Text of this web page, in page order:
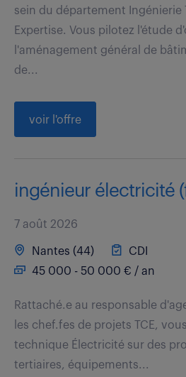
sein du département Ingénierie
Expertise. Vous pilotez l'étude
l'aménagement général de
de...
voir l'offre
ingénieur électricité
7 août 2026
Nantes (44)
CDI
45 000 - 50 000 € / an
Rattaché.e au responsable
les chef.fes de projets TCE,
technique Électricité sur des
tertiaires, équipements...